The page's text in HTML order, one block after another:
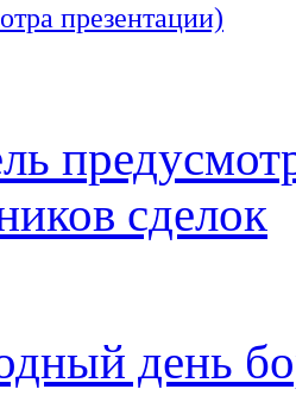
презентации)
сделок
день